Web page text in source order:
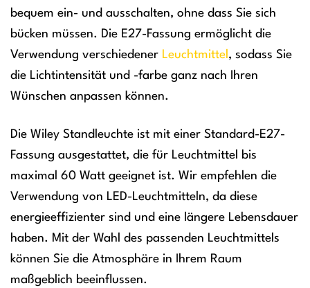
bequem ein- und ausschalten, ohne dass Sie sich
bücken müssen. Die E27-Fassung ermöglicht die
Verwendung verschiedener Leuchtmittel , sodass Sie
die Lichtintensität und -farbe ganz nach Ihren
Wünschen anpassen können.
Die Wiley Standleuchte ist mit einer Standard-E27-
Fassung ausgestattet, die für Leuchtmittel bis
maximal 60 Watt geeignet ist. Wir empfehlen die
Verwendung von LED-Leuchtmitteln, da diese
energieeffizienter sind und eine längere Lebensdauer
haben. Mit der Wahl des passenden Leuchtmittels
können Sie die Atmosphäre in Ihrem Raum
maßgeblich beeinflussen.